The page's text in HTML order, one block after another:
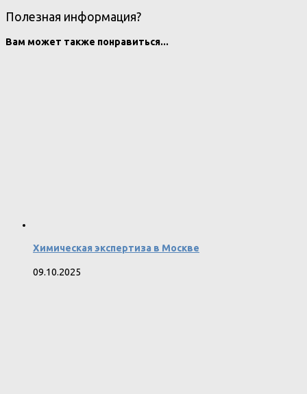
Полезная информация?
Вам может также понравиться...
Химическая экспертиза в Москве
09.10.2025